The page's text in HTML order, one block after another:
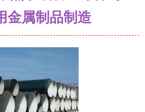
金属制品制造